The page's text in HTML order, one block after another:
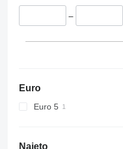
–
Euro
Euro 5
Najeto